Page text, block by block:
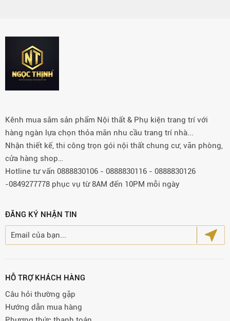
Kênh mua sắm sản phẩm Nội thất & Phụ kiện trang trí với
hàng ngàn lựa chọn thỏa mãn nhu cầu trang trí nhà...
Nhận thiết kế, thi công trọn gói nội thất chung cư, văn phòng,
cửa hàng shop…
Hotline tư vấn 0888830106 - 0888830116 - 0888830126
-0849277778 phục vụ từ 8AM đến 10PM mỗi ngày
ĐĂNG KÝ NHẬN TIN
HỖ TRỢ KHÁCH HÀNG
Câu hỏi thường gặp
Hướng dẫn mua hàng